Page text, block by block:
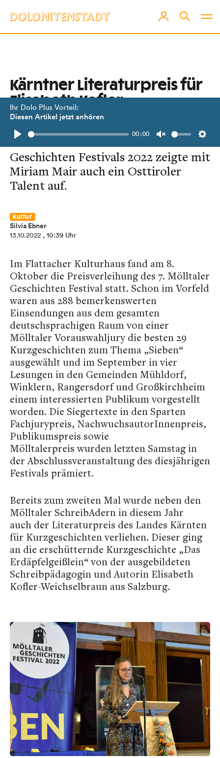
Ihr Dolo Plus Vorteil:
Diesen Artikel jetzt anhören
Play
00:00
Unmute
Kärntner Literaturpreis für
Elisabeth Kofler-
Weichselbraun
Im Rahmen des Mölltaler
Geschichten Festivals 2022 zeigte mit
Miriam Mair auch ein Osttiroler
Talent auf.
Kultur
Silvia Ebner
13.10.2022 , 10:39 Uhr
Im Flattacher Kulturhaus fand am 8.
Oktober die Preisverleihung des 7. Mölltaler
Geschichten Festival statt. Schon im Vorfeld
waren aus 288 bemerkenswerten
Einsendungen aus dem gesamten
deutschsprachigen Raum von einer
Mölltaler Vorauswahljury die besten 29
Kurzgeschichten zum Thema „Sieben“
ausgewählt und im September in vier
Lesungen in den Gemeinden Mühldorf,
Winklern, Rangersdorf und Großkirchheim
einem interessierten Publikum vorgestellt
worden. Die Siegertexte in den Sparten
Fachjurypreis, NachwuchsautorInnenpreis,
Publikumspreis sowie
Mölltalerpreis wurden letzten Samstag in
der Abschlussveranstaltung des diesjährigen
Festivals prämiert.
Bereits zum zweiten Mal wurde neben den
Mölltaler SchreibAdern in diesem Jahr
auch der Literaturpreis des Landes Kärnten
für Kurzgeschichten verliehen. Dieser ging
an die erschütternde Kurzgeschichte „Das
Erdäpfelgeißlein“ von der ausgebildeten
Schreibpädagogin und Autorin Elisabeth
Kofler-Weichselbraun aus Salzburg.